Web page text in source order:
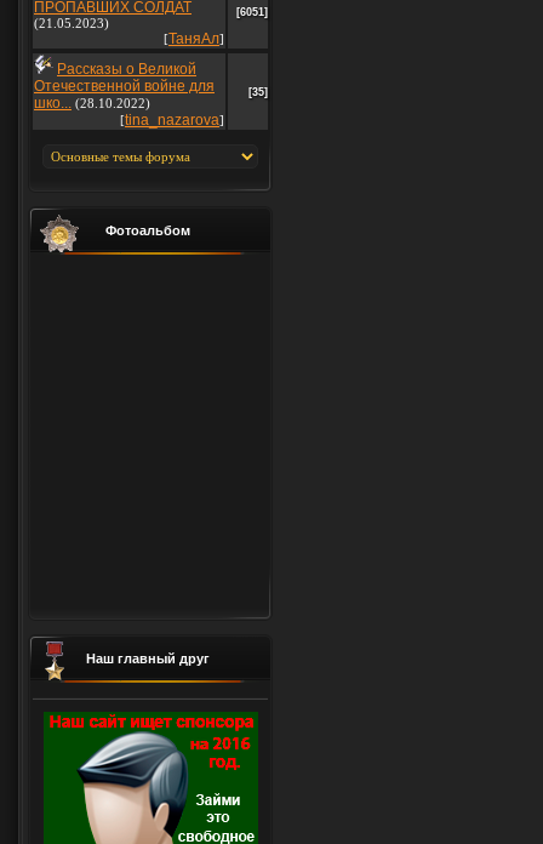
ПРОПАВШИХ СОЛДАТ
(21.05.2023)
[ТаняАл]
[6051]
Рассказы о Великой
Отечественной войне для
шко... (28.10.2022)
[tina_nazarova]
[35]
Фотоальбом
Наш главный друг